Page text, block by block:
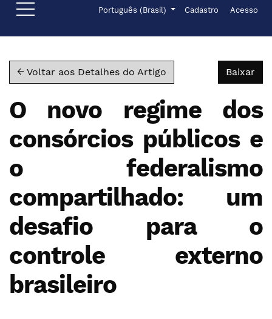
Ir para o menu de navegação principal
Ir para o conteúdo principal
Ir para o rodapé Idioma
Português (Brasil)
Menu de Cadastro Acesso
← Voltar aos Detalhes do Artigo Baixar
O novo regime dos
consórcios públicos e
o federalismo
compartilhado: um
desafio para o
controle externo
brasileiro